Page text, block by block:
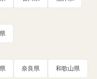
奈良県 和歌山県